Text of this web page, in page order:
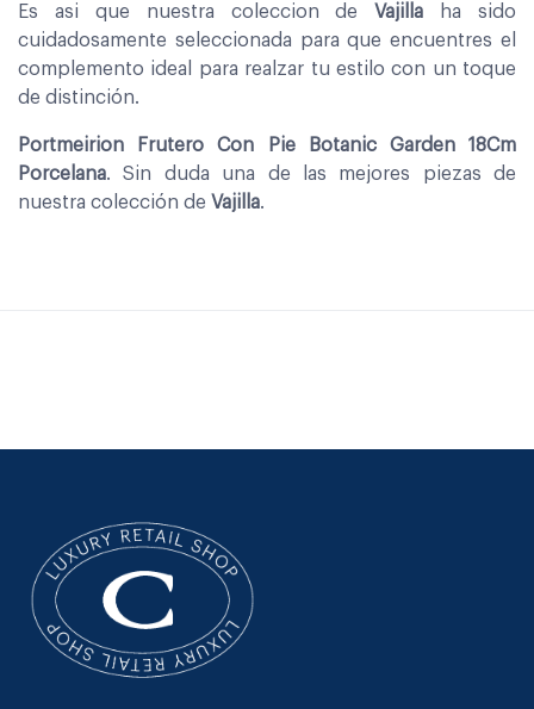
Es asi que nuestra coleccion deVajilla ha sido
cuidadosamente seleccionada para que encuentres el
complemento ideal para realzar tu estilo con un toque
de distinción.
Portmeirion Frutero Con Pie Botanic Garden 18Cm
Porcelana. Sin duda una de las mejores piezas de
nuestra colección de Vajilla.